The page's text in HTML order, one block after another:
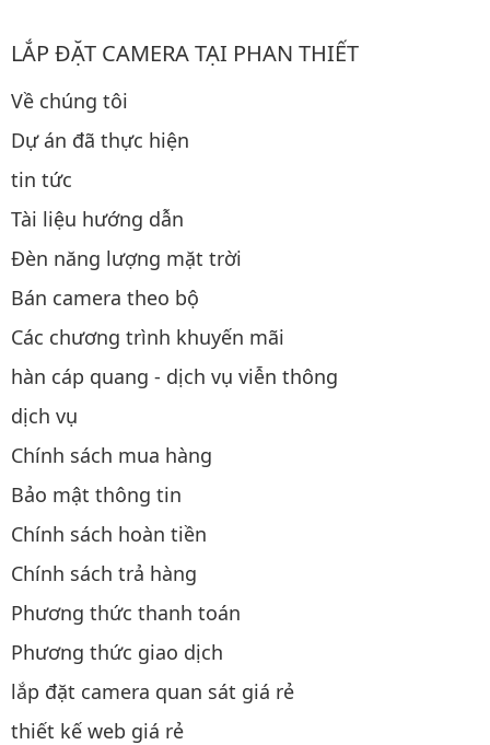
LẮP ĐẶT CAMERA TẠI PHAN THIẾT
Về chúng tôi
Dự án đã thực hiện
tin tức
Tài liệu hướng dẫn
Đèn năng lượng mặt trời
Bán camera theo bộ
Các chương trình khuyến mãi
hàn cáp quang - dịch vụ viễn thông
dịch vụ
Chính sách mua hàng
Bảo mật thông tin
Chính sách hoàn tiền
Chính sách trả hàng
Phương thức thanh toán
Phương thức giao dịch
lắp đặt camera quan sát giá rẻ
thiết kế web giá rẻ